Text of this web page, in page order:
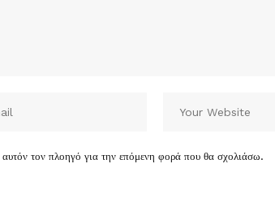
τον πλοηγό για την επόμενη φορά που θα σχολιάσω.